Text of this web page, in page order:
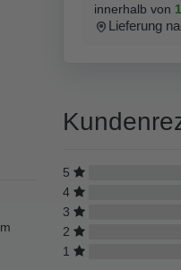
innerhalb von
Lieferung
5
4
3
2
1